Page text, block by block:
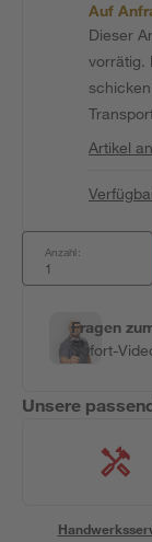
Auf
Dieser
vorrätig.
Artikel
Anzahl:
Fragen
Sofort-
Unsere